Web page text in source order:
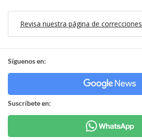
Revisa nuestra página de correcciones
Síguenos en:
Suscríbete en: